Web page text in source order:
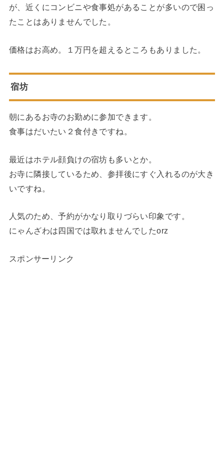
が、近くにコンビニや食事処があることが多いので困っ
たことはありませんでした。
価格はお高め。１万円を超えるところもありました。
宿坊
朝にあるお寺のお勤めに参加できます。
食事はだいたい２食付きですね。
最近はホテル顔負けの宿坊も多いとか。
お寺に隣接しているため、参拝後にすぐ入れるのが大き
いですね。
人気のため、予約がかなり取りづらい印象です。
にゃんざわは四国では取れませんでしたorz
スポンサーリンク